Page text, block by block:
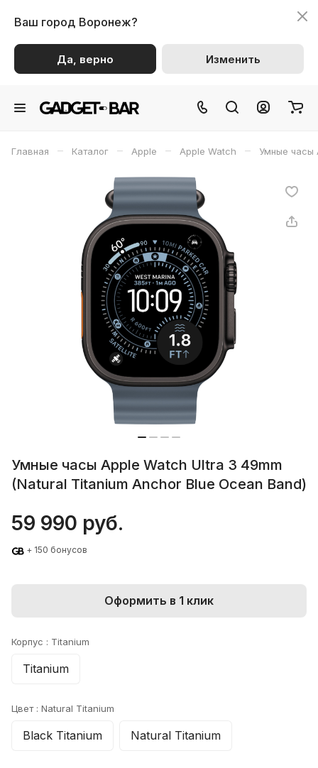
Ваш город Воронеж?
Да, верно Изменить
Главная – Каталог – Apple – Apple Watch – Умные часы
Умные часы Apple Watch Ultra 3 49mm
(Natural Titanium Anchor Blue Ocean Band)
59 990 руб.
+ 150 бонусов
Оформить в 1 клик
Корпус : Titanium
Titanium
Цвет : Natural Titanium
Black Titanium Natural Titanium